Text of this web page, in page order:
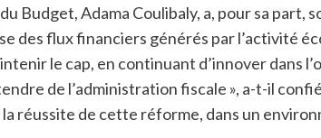
Budget, Adama Coulibaly, a, pour sa
des flux financiers générés par l’activité
le cap, en continuant d’innover dans
de l’administration fiscale », a-t-il
réussite de cette réforme, dans un